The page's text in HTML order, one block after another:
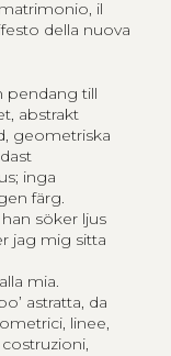
il
della nuova
pendang till
abstrakt
geometriska
inga
färg.
söker ljus
jag mig sitta
mia.
astratta, da
linee,